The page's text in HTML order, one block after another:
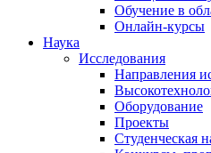
Обучение в
Онлайн-курсы
Наука
Исследования
Направления
Оборудование
Проекты
Студенческая